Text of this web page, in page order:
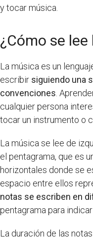
y tocar música.
¿Cómo se
La música es un
escribir siguiendo una
convenciones .
cualquier persona
tocar un instrumento o
La música se lee de
el pentagrama, que es
horizontales donde se
espacio entre ellos
notas se escriben en
pentagrama para
La duración de las